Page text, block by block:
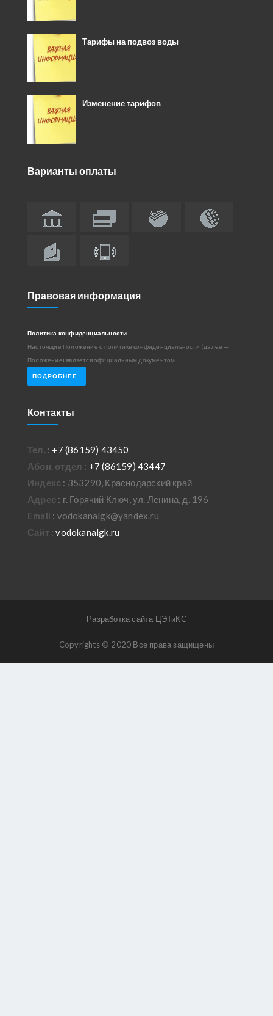
Тарифы на подвоз воды
Изменение тарифов
Варианты оплаты
Правовая информация
Политика конфиденциальности
Настоящие Положение о политике конфиденциальности (далее —
Положение) является официальным документом...
ПОДРОБНЕЕ..
Контакты
Тел. : +7 (86159) 43450
Абон. отдел : +7 (86159) 43447
Индекс : 353290, Краснодарский край
Адрес : г. Горячий Ключ, ул. Ленина, д. 196
Email : vodokanalgk@yandex.ru
Сайт:vodokanalgk.ru
Разработка сайта ЦЭТиКС
Copyrights © 2020 Все права защищены